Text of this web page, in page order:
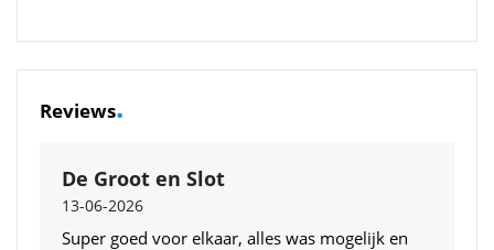
Reviews.
De Groot en Slot
13-06-2026
Super goed voor elkaar, alles was mogelijk en